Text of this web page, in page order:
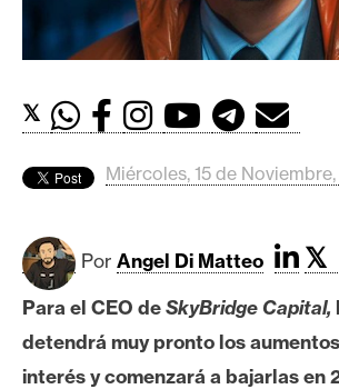
r
c
d
s
B
t
c
o
𝕏
Miércoles, 15 de
Por Angel Di Matteo 𝕏
Para el CEO deSkyBridge Capital,
detendrá muy pronto los
interés y comenzará a bajarlas en